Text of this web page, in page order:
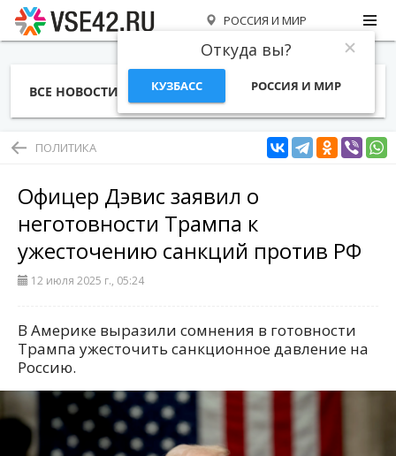
РОССИЯ И МИР
Откуда вы?
КУЗБАСС РОССИЯ И МИР
ВСЕ НОВОСТИ СТАТЬИ ТЕМЫ ФОТО
ПОЛИТИКА
Офицер Дэвис заявил о
неготовности Трампа к
ужесточению санкций против РФ
12 июля 2025 г., 05:24
В Америке выразили сомнения в готовности
Трампа ужесточить санкционное давление на
Россию.